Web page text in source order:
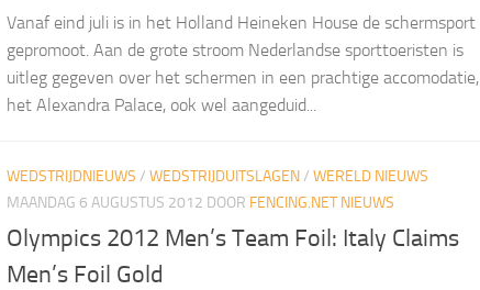
Vanaf eind juli is in het Holland Heineken House de schermsport
gepromoot. Aan de grote stroom Nederlandse sporttoeristen is
uitleg gegeven over het schermen in een prachtige accomodatie,
het Alexandra Palace, ook wel aangeduid...
WEDSTRIJDNIEUWS / WEDSTRIJDUITSLAGEN/ WERELD NIEUWS
MAANDAG 6 AUGUSTUS 2012 DOOR FENCING.NET NIEUWS
Olympics 2012 Men’s Team Foil: Italy Claims
Men’s Foil Gold